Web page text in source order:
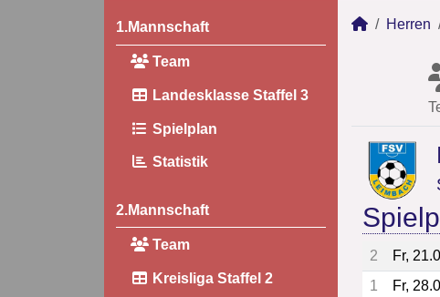
1.Mannschaft
Team
Landesklasse Staffel 3
Spielplan
Statistik
2.Mannschaft
Team
Kreisliga Staffel 2
Herren
2 Fr,
1
Fr,